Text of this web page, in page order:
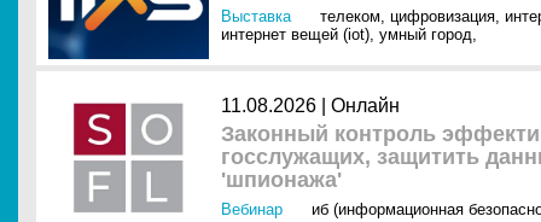
Выставка телеком, цифровизация,
интернет вещей (iot), умный город,
11.08.2026 | Онлайн
Законный контроль
госслужащих, защитить
'шпионажа'
Вебинар иб (информационная